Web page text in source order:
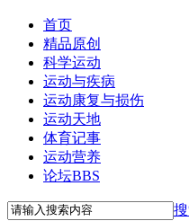
首页
精品原创
科学运动
运动与疾病
运动康复与损伤
运动天地
体育记事
运动营养
论坛BBS